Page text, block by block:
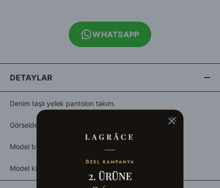
WHATSAPP
DETAYLAR
Denim taşlı yelek pantolon takım.
Görseldeki Beden:M
Model boy:172cm
Model kilo:63kg